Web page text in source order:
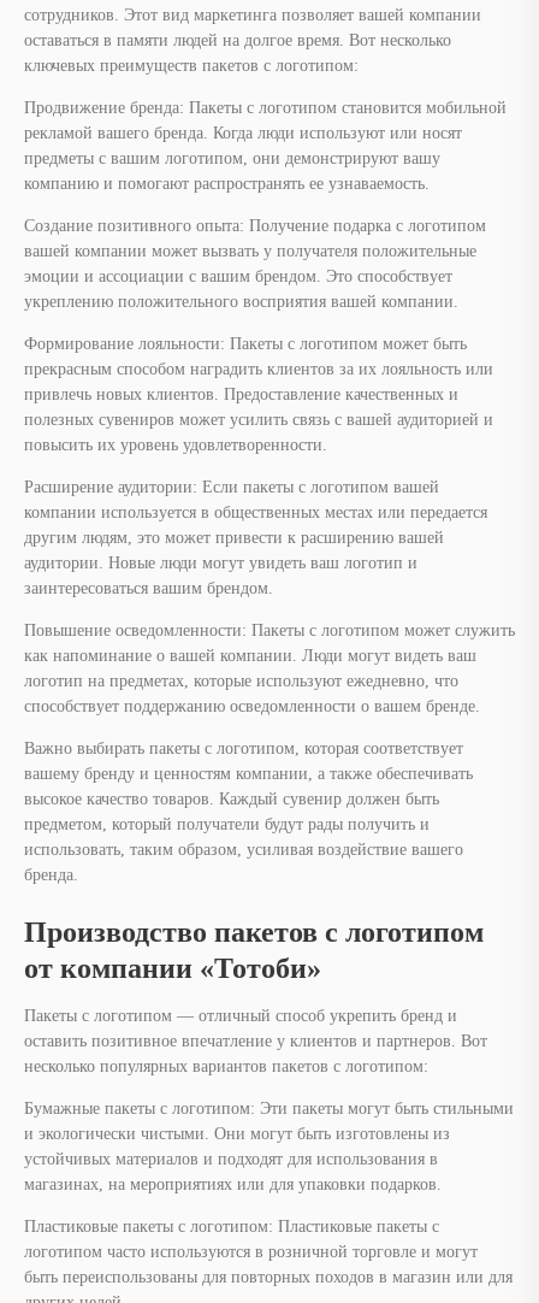
сотрудников. Этот вид маркетинга позволяет вашей компании
оставаться в памяти людей на долгое время. Вот несколько
ключевых преимуществ пакетов с логотипом:
Продвижение бренда: Пакеты с логотипом становится мобильной
рекламой вашего бренда. Когда люди используют или носят
предметы с вашим логотипом, они демонстрируют вашу
компанию и помогают распространять ее узнаваемость.
Создание позитивного опыта: Получение подарка с логотипом
вашей компании может вызвать у получателя положительные
эмоции и ассоциации с вашим брендом. Это способствует
укреплению положительного восприятия вашей компании.
Формирование лояльности: Пакеты с логотипом может быть
прекрасным способом наградить клиентов за их лояльность или
привлечь новых клиентов. Предоставление качественных и
полезных сувениров может усилить связь с вашей аудиторией и
повысить их уровень удовлетворенности.
Расширение аудитории: Если пакеты с логотипом вашей
компании используется в общественных местах или передается
другим людям, это может привести к расширению вашей
аудитории. Новые люди могут увидеть ваш логотип и
заинтересоваться вашим брендом.
Повышение осведомленности: Пакеты с логотипом может служить
как напоминание о вашей компании. Люди могут видеть ваш
логотип на предметах, которые используют ежедневно, что
способствует поддержанию осведомленности о вашем бренде.
Важно выбирать пакеты с логотипом, которая соответствует
вашему бренду и ценностям компании, а также обеспечивать
высокое качество товаров. Каждый сувенир должен быть
предметом, который получатели будут рады получить и
использовать, таким образом, усиливая воздействие вашего
бренда.
Производство пакетов с логотипом
от компании «Тотоби»
Пакеты с логотипом — отличный способ укрепить бренд и
оставить позитивное впечатление у клиентов и партнеров. Вот
несколько популярных вариантов пакетов с логотипом:
Бумажные пакеты с логотипом: Эти пакеты могут быть стильными
и экологически чистыми. Они могут быть изготовлены из
устойчивых материалов и подходят для использования в
магазинах, на мероприятиях или для упаковки подарков.
Пластиковые пакеты с логотипом: Пластиковые пакеты с
логотипом часто используются в розничной торговле и могут
быть переиспользованы для повторных походов в магазин или для